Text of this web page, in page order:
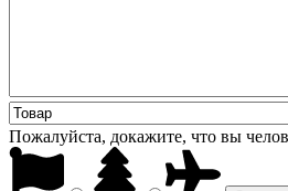
Пожалуйста, докажите, что вы